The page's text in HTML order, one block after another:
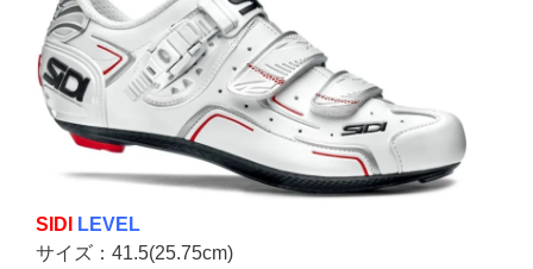
SIDI
LEVEL
サイズ：41.5(25.75cm)